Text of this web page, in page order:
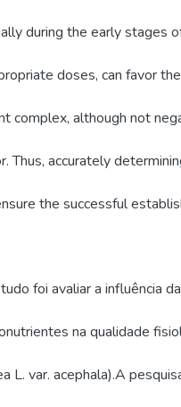
during the early stages
doses, can favor
complex, although not
Thus, accurately
the successful
foi avaliar a influência
na qualidade
L. var. acephala).A